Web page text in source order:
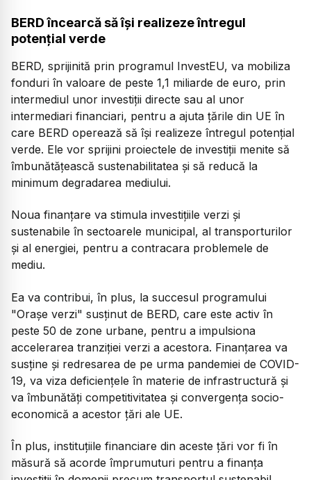
BERD încearcă să îşi realizeze întregul
potenţial verde
BERD, sprijinită prin programul InvestEU, va mobiliza
fonduri în valoare de peste 1,1 miliarde de euro, prin
intermediul unor investiţii directe sau al unor
intermediari financiari, pentru a ajuta ţările din UE în
care BERD operează să îşi realizeze întregul potenţial
verde. Ele vor sprijini proiectele de investiţii menite să
îmbunătăţească sustenabilitatea şi să reducă la
minimum degradarea mediului.
Noua finanţare va stimula investiţiile verzi şi
sustenabile în sectoarele municipal, al transporturilor
şi al energiei, pentru a contracara problemele de
mediu.
Ea va contribui, în plus, la succesul programului
"Oraşe verzi" susţinut de BERD, care este activ în
peste 50 de zone urbane, pentru a impulsiona
accelerarea tranziţiei verzi a acestora. Finanţarea va
susţine şi redresarea de pe urma pandemiei de COVID-
19, va viza deficienţele în materie de infrastructură şi
va îmbunătăţi competitivitatea şi convergenţa socio-
economică a acestor ţări ale UE.
În plus, instituţiile financiare din aceste ţări vor fi în
măsură să acorde împrumuturi pentru a finanţa